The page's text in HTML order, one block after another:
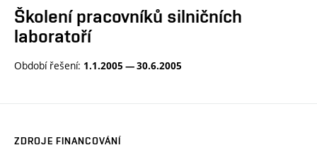
Školení pracovníků silničních
laboratoří
Období řešení: 1.1.2005 — 30.6.2005
ZDROJE FINANCOVÁNÍ